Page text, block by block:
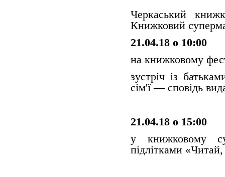
Черкаський
Книжковий
21.04.18 о 10:00
на книжковому
зустріч із
сім'ї — сповідь
21.04.18 о 15:00
у книжковому
підлітками